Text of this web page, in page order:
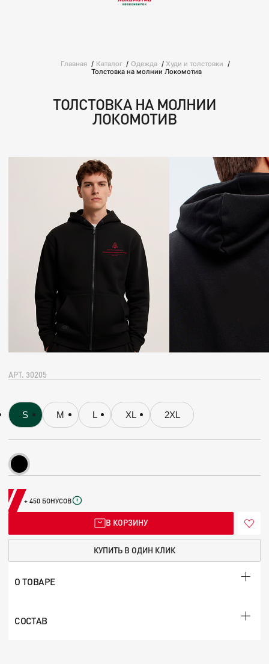
Главная Каталог Одежда
Худи и толстовки
Толстовка на молнии Локомотив
ТОЛСТОВКА НА МОЛНИИ
ЛОКОМОТИВ
АРТ. 30205
S M L XL 2XL
В КОРЗИНУ
КУПИТЬ В ОДИН КЛИК
+ 450 БОНУСОВ
О ТОВАРЕ
СОСТАВ